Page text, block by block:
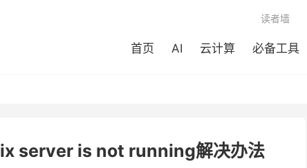
首页 AI 云计算 必备工具
读者墙
server is not running解决办法